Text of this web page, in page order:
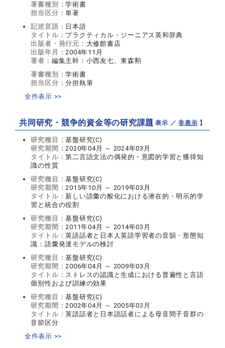
著書種別：学術書
担当区分：単著
記述言語： 日本語
タイトル： プラクティカル・ジーニアス英和辞典
出版者・発行元： 大修館書店
出版年月：2004年11月
著者： 編集主幹：小西友七、東森勲
著書種別：学術書
担当区分：分担執筆
全件表示 >>
共同研究・競争的資金等の研究課題【 表示 ／非表示 】
研究種目：基盤研究(C)
研究期間：2020年04月 ～ 2024年03月
タイトル：第二言語文法の偶発的・意図的学習と獲得知
識の性質
研究種目：基盤研究(C)
研究期間：2015年10月 ～ 2019年03月
タイトル： 新しい語彙の般化における潜在的・明示的学
習と統合の役割
研究種目：基盤研究(C)
研究期間：2011年04月 ～ 2014年03月
タイトル：英語話者と日本人英語学習者の音韻・形態知
識：語彙発達モデルの検討
研究種目：基盤研究(C)
研究期間：2006年04月 ～ 2009年03月
タイトル： ストレスの認識と生成における普遍性と言語
個別性および訓練の効果
研究種目：基盤研究(C)
研究期間：2002年04月 ～ 2005年03月
タイトル：英語話者と日本語話者による母音間子音群の
音節区分
全件表示 >>